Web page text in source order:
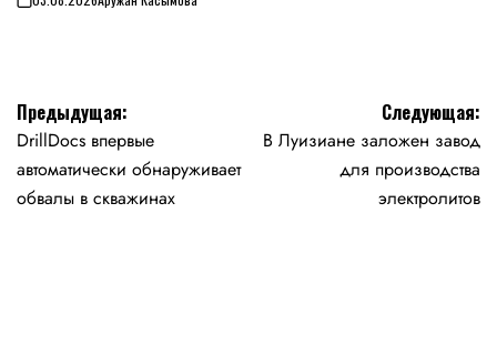
on
Навигация
по
записям
Предыдущая:
DrillDocs впервые
автоматически обнаруживает
обвалы в скважинах
Следующая:
В Луизиане заложен завод
для производства
электролитов